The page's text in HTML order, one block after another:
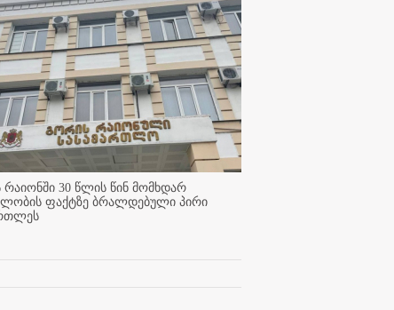
30 წლის წინ მომხდარ
ფაქტზე ბრალდებული პირი